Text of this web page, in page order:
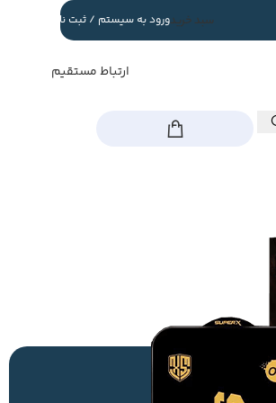
سبد خریدورود به سیستم / ثبت نام
ارتباط مستقیم